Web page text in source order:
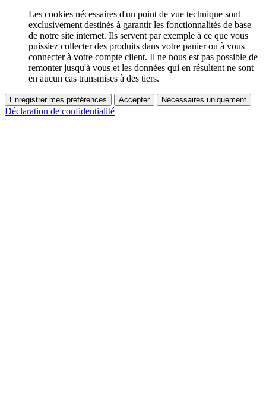
Les cookies nécessaires d'un point de vue technique sont
exclusivement destinés à garantir les fonctionnalités de base
de notre site internet. Ils servent par exemple à ce que vous
puissiez collecter des produits dans votre panier ou à vous
connecter à votre compte client. Il ne nous est pas possible de
remonter jusqu'à vous et les données qui en résultent ne sont
en aucun cas transmises à des tiers.
Enregistrer mes préférences Accepter Nécessaires uniquement
Déclaration de confidentialité